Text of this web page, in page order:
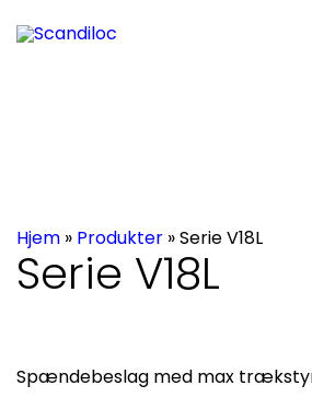
Hjem » Produkter »Serie V18L
Serie V18L
Spændebeslag med max